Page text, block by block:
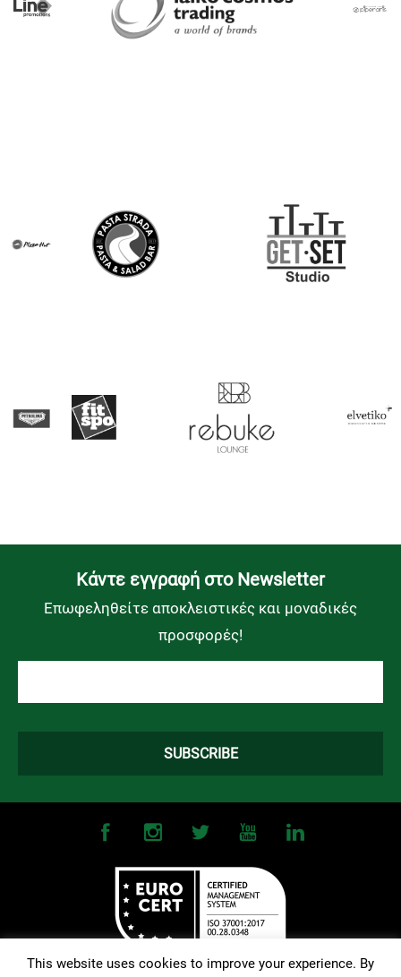
Kάντε εγγραφή στο Newsletter
Επωφεληθείτε αποκλειστικές και μοναδικές
προσφορές!
This website uses cookies to improve your experience. By